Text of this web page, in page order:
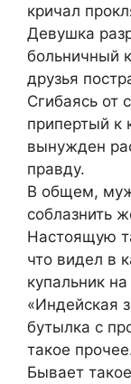
кричал
Девушка
больничный
друзья
Сгибаясь от
припертый к
вынужден
правду.
В общем,
соблазнить
Настоящую
что видел в
купальник
«Индейская
бутылка с
такое
Бывает